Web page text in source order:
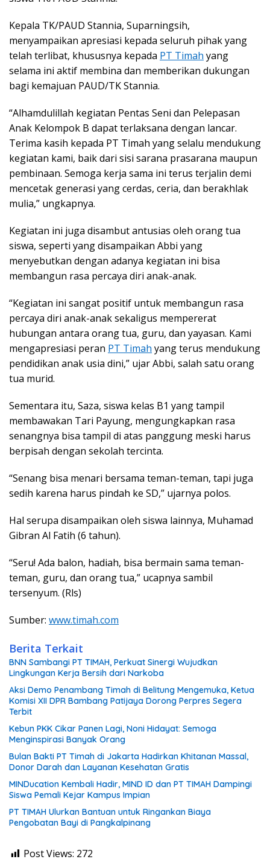
Kepala TK/PAUD Stannia, Suparningsih,
menyampaikan apresiasi kepada seluruh pihak yang
telah terlibat, khususnya kepada PT Timah yang
selama ini aktif membina dan memberikan dukungan
bagi kemajuan PAUD/TK Stannia.
“Alhamdulillah kegiatan Pentas Seni dan Pelepasan
Anak Kelompok B dapat terlaksana dengan lancar.
Terima kasih kepada PT Timah yang selalu mendukung
kegiatan kami, baik dari sisi sarana prasarana maupun
pembinaan. Semoga kerja sama ini terus terjalin demi
mencetak generasi yang cerdas, ceria, dan berakhlak
mulia,” ungkapnya.
Kegiatan ini juga disambut antusias oleh orang tua
siswa, seperti yang disampaikan Abbi yang
menyebutkan dengan adanya kegiatan ini bisa
membangun rasa percaya diri anak-anak.
“Kegiatan ini sangat positif untuk membangun rasa
percaya diri anak-anak sekaligus mempererat
hubungan antara orang tua, guru, dan yayasan. Kami
mengapresiasi peran PT Timah yang terus mendukung
pendidikan anak usia dini,” ujar Abbi, salah satu orang
tua murid.
Sementara itu, Saza, siswa kelas B1 yang tampil
membawakan Tari Payung, mengungkapkan rasa
senangnya bisa tampil di atas panggung meski harus
berpisah dengan sekolah tercinta.
“Senang bisa menari bersama teman-teman, tapi juga
sedih karena harus pindah ke SD,” ujarnya polos.
Hal serupa disampaikan oleh siswa lainnya, Muhamad
Gibran Al Fatih (6 tahun).
“Seru! Ada balon, hadiah, bisa bermain sama teman-
teman, guru, dan orang tua,” ucapnya sambil
tersenyum. (Rls)
Sumber: www.timah.com
Berita Terkait
BNN Sambangi PT TIMAH, Perkuat Sinergi Wujudkan
Lingkungan Kerja Bersih dari Narkoba
Aksi Demo Penambang Timah di Belitung Mengemuka, Ketua
Komisi XII DPR Bambang Patijaya Dorong Perpres Segera
Terbit
Kebun PKK Cikar Panen Lagi, Noni Hidayat: Semoga
Menginspirasi Banyak Orang
Bulan Bakti PT Timah di Jakarta Hadirkan Khitanan Massal,
Donor Darah dan Layanan Kesehatan Gratis
MINDucation Kembali Hadir, MIND ID dan PT TIMAH Dampingi
Siswa Pemali Kejar Kampus Impian
PT TIMAH Ulurkan Bantuan untuk Ringankan Biaya
Pengobatan Bayi di Pangkalpinang
Post Views: 272